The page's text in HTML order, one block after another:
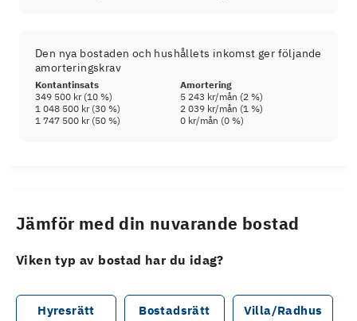
Den nya bostaden och hushållets inkomst ger följande
amorteringskrav
Kontantinsats
Amortering
349 500 kr(10 %) 5 243 kr/mån (2 %)
1 048 500 kr(30 %) 2 039 kr/mån (1 %)
1 747 500 kr(50 %) 0 kr/mån (0 %)
Jämför med din nuvarande bostad
Viken typ av bostad har du idag?
Hyresrätt Bostadsrätt Villa/Radhus